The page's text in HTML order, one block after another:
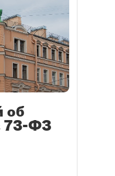
об
73-ФЗ